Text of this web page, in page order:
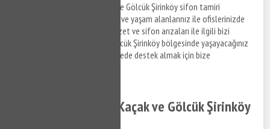
Gölcük Şirinköy klozet tamiri ve Gölcük Şirinköy sifon tamiri
hizmetlerine ilişkin bilgi almak ve yaşam alanlarınız ile ofislerinizde
meydana gelen su tesisat, klozet ve sifon arızaları ile ilgili bizi
arayabilir, bilgi alabilirsiniz. Gölcük Şirinköy bölgesinde yaşayacağınız
su tesisat arızaları için kısa sürede destek almak için bize
Gölcük Şirinköy Su Kaçak ve Gölcük Şirinköy